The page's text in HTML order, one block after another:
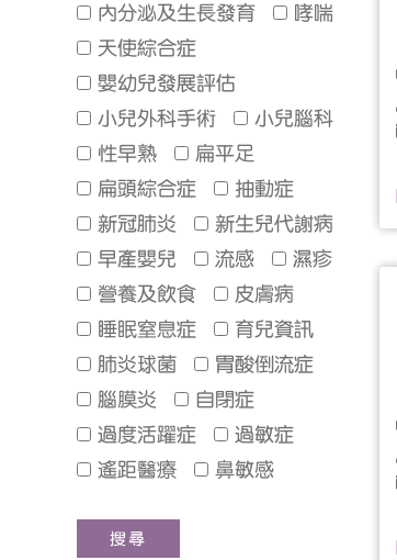
內分泌及生長發育
哮喘
天使綜合症
嬰幼兒發展評估
小兒外科手術
小兒腦科
性早熟
扁平足
扁頭綜合症
抽動症
新冠肺炎
新生兒代謝病
早產嬰兒
流感
濕疹
營養及飲食
皮膚病
睡眠窒息症
育兒資訊
肺炎球菌
胃酸倒流症
腦膜炎
自閉症
過度活躍症
過敏症
遙距醫療
鼻敏感